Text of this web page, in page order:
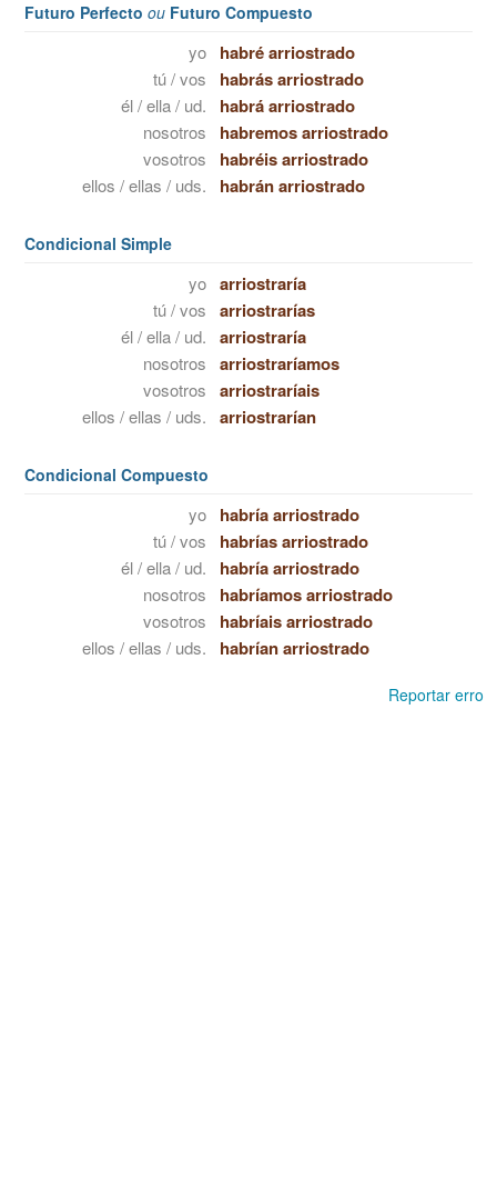
Futuro Perfecto ou Futuro Compuesto
yo habré arriostrado
tú / vos habrás arriostrado
él / ella / ud. habrá arriostrado
nosotros habremos arriostrado
vosotros habréis arriostrado
ellos / ellas / uds. habrán arriostrado
Condicional Simple
yo arriostraría
tú / vos arriostrarías
él / ella / ud. arriostraría
nosotros arriostraríamos
vosotros arriostraríais
ellos / ellas / uds. arriostrarían
Condicional Compuesto
yo habría arriostrado
tú / vos habrías arriostrado
él / ella / ud. habría arriostrado
nosotros habríamos arriostrado
vosotros habríais arriostrado
ellos / ellas / uds. habrían arriostrado
Reportar erro